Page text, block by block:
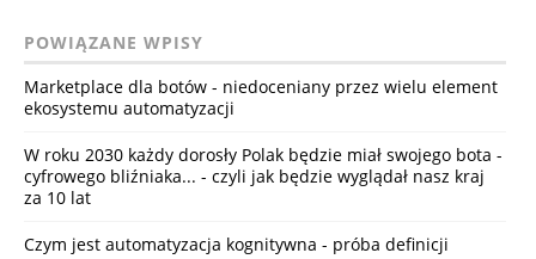
POWIĄZANE WPISY
Marketplace dla botów - niedoceniany przez wielu element
ekosystemu automatyzacji
W roku 2030 każdy dorosły Polak będzie miał swojego bota -
cyfrowego bliźniaka... - czyli jak będzie wyglądał nasz kraj
za 10 lat
Czym jest automatyzacja kognitywna - próba definicji